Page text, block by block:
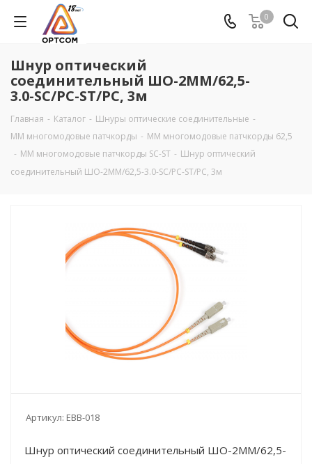
0
Шнур оптический
соединительный ШО-2MM/62,5-
3.0-SC/PC-ST/PC, 3м
Главная - Каталог - Шнуры оптические соединительные -
MM многомодовые патчкорды - ММ многомодовые патчкорды 62,5
- ММ многомодовые патчкорды SC-ST - Шнур оптический
соединительный ШО-2MM/62,5-3.0-SC/PC-ST/PC, 3м
Артикул: EBB-018
Шнур оптический соединительный ШО-2MM/62,5-